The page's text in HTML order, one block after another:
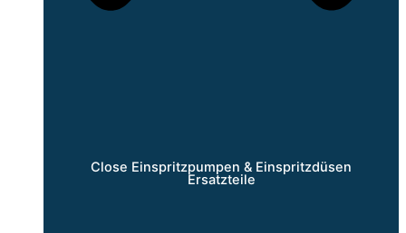
Close Einspritzpumpen & Einspritzdüsen
Ersatzteile